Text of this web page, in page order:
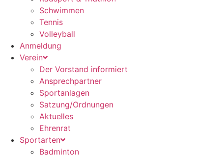
Schwimmen
Tennis
Volleyball
Anmeldung
Verein
Der Vorstand informiert
Ansprechpartner
Sportanlagen
Satzung/Ordnungen
Aktuelles
Ehrenrat
Sportarten
Badminton